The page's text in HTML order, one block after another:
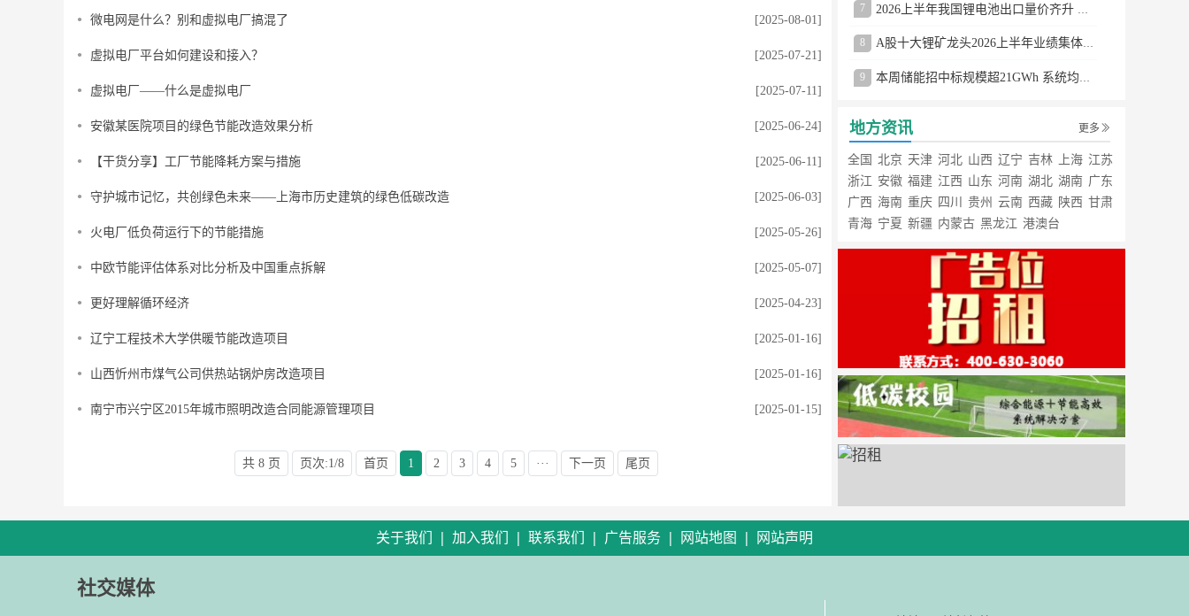
微电网是什么？别和虚拟电厂搞混了 [2025-08-01]
虚拟电厂平台如何建设和接入？ [2025-07-21]
虚拟电厂——什么是虚拟电厂 [2025-07-11]
安徽某医院项目的绿色节能改造效果分析 [2025-06-24]
【干货分享】工厂节能降耗方案与措施 [2025-06-11]
守护城市记忆，共创绿色未来——上海市历史建筑的绿色低碳改造 [2025-06-03]
火电厂低负荷运行下的节能措施 [2025-05-26]
中欧节能评估体系对比分析及中国重点拆解 [2025-05-07]
更好理解循环经济 [2025-04-23]
辽宁工程技术大学供暖节能改造项目 [2025-01-16]
山西忻州市煤气公司供热站锅炉房改造项目 [2025-01-16]
南宁市兴宁区2015年城市照明改造合同能源管理项目 [2025-01-15]
共 8 页 页次:1/8 首页 1 2 3 4 5 ··· 下一页 尾页
7 2026上半年我国锂电池出口量价齐升 德国成最大市场
8 A股十大锂矿龙头2026上半年业绩集体大涨
9 本周储能招中标规模超21GWh 系统均价0.79元/Wh
地方资讯 更多
全国 北京 天津 河北 山西 辽宁 吉林 上海 江苏
浙江 安徽 福建 江西 山东 河南 湖北 湖南 广东
广西 海南 重庆 四川 贵州 云南 西藏 陕西 甘肃
青海 宁夏 新疆 内蒙古 黑龙江 港澳台
关于我们 加入我们 联系我们 广告服务 网站地图 网站声明
社交媒体